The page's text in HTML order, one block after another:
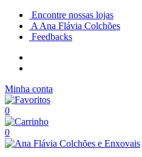
Encontre nossas lojas
A Ana Flávia Colchões
Feedbacks
Minha conta
0
0